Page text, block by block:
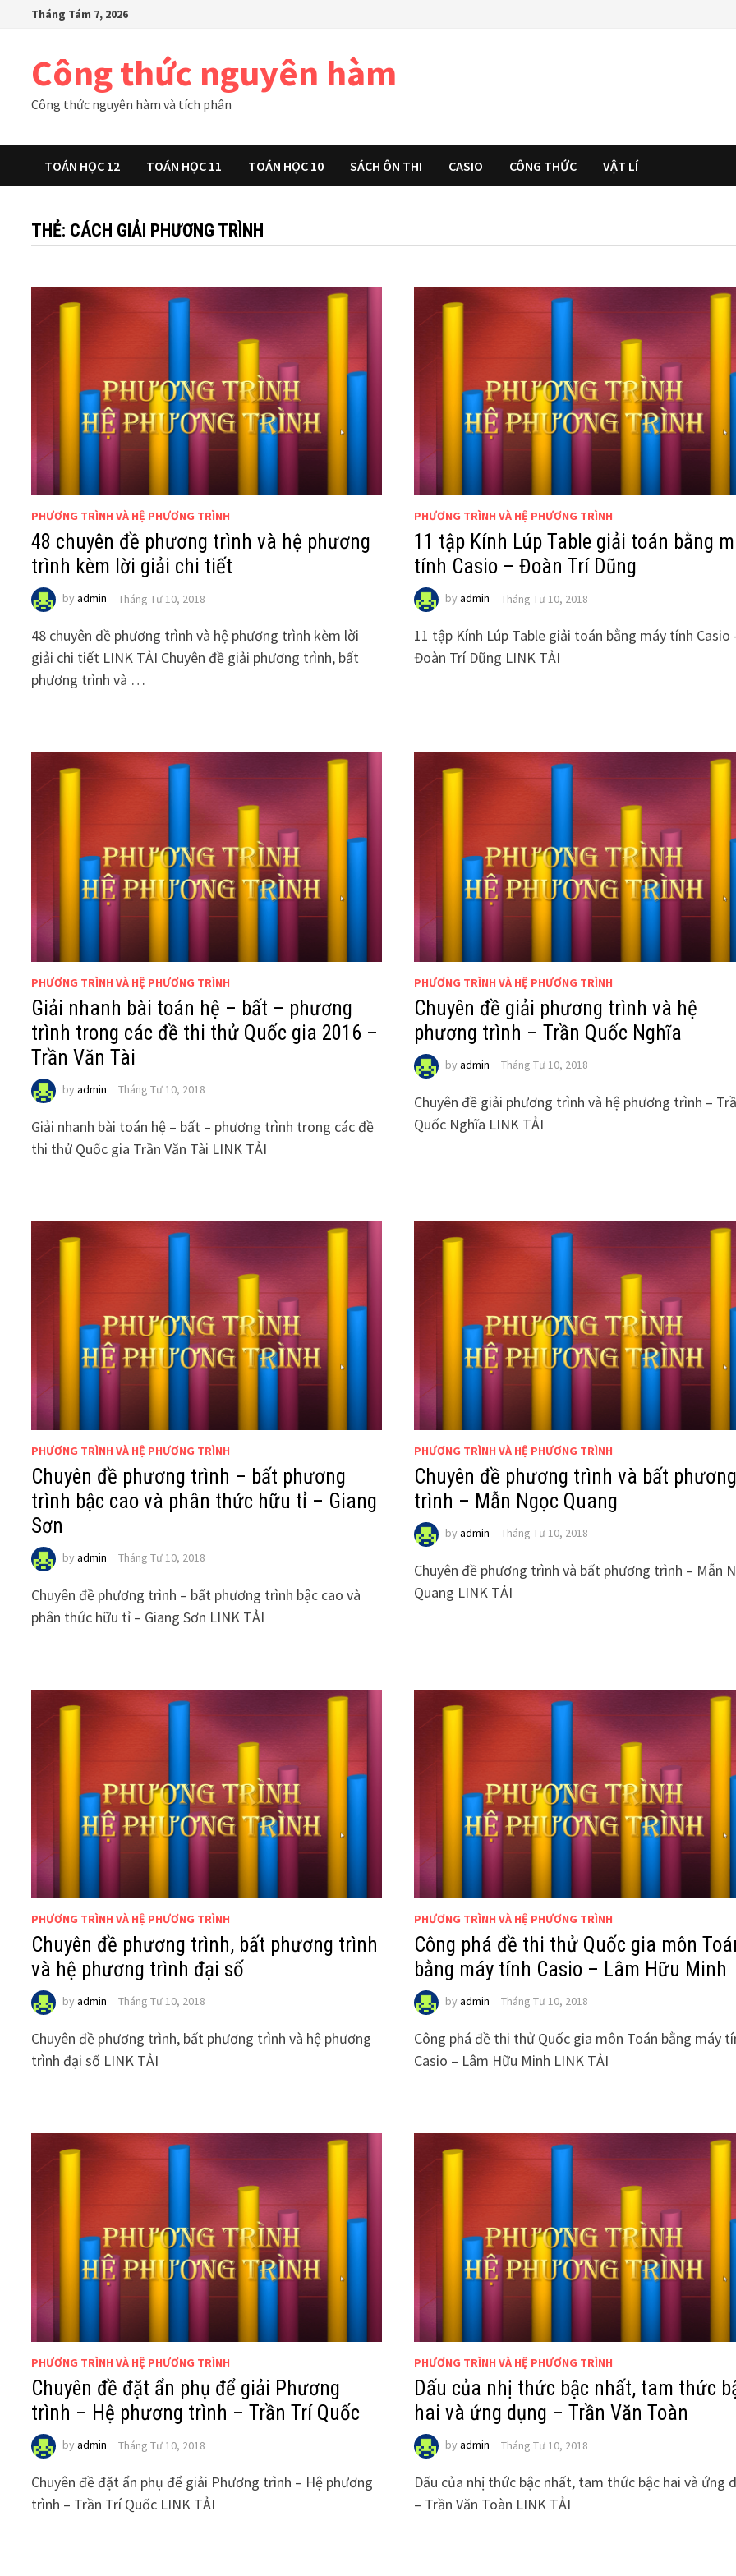
Tháng Tám 7, 2026
Công thức nguyên hàm
Công thức nguyên hàm và tích phân
TOÁN HỌC 12 TOÁN HỌC 11 TOÁN HỌC 10 SÁCH ÔN THI CASIO CÔNG THỨC VẬT LÍ
THẺ: CÁCH GIẢI PHƯƠNG TRÌNH
PHƯƠNG TRÌNH VÀ HỆ PHƯƠNG TRÌNH
48 chuyên đề phương trình và hệ phương
trình kèm lời giải chi tiết
byadmin Tháng Tư 10, 2018
48 chuyên đề phương trình và hệ phương trình kèm lời
giải chi tiết LINK TẢI Chuyên đề giải phương trình, bất
phương trình và …
PHƯƠNG TRÌNH VÀ HỆ PHƯƠNG TRÌNH
11 tập Kính Lúp Table giải toán bằng
tính Casio – Đoàn Trí Dũng
by admin Tháng Tư 10, 2018
11 tập Kính Lúp Table giải toán bằng máy tính Casio
Đoàn Trí Dũng LINK TẢI
PHƯƠNG TRÌNH VÀ HỆ PHƯƠNG TRÌNH
Giải nhanh bài toán hệ – bất – phương
trình trong các đề thi thử Quốc gia 2016 –
Trần Văn Tài
byadmin Tháng Tư 10, 2018
Giải nhanh bài toán hệ – bất – phương trình trong các đề
thi thử Quốc gia Trần Văn Tài LINK TẢI
PHƯƠNG TRÌNH VÀ HỆ PHƯƠNG TRÌNH
Chuyên đề giải phương trình và hệ
phương trình – Trần Quốc Nghĩa
by admin Tháng Tư 10, 2018
Chuyên đề giải phương trình và hệ phương trình –
Quốc Nghĩa LINK TẢI
PHƯƠNG TRÌNH VÀ HỆ PHƯƠNG TRÌNH
Chuyên đề phương trình – bất phương
trình bậc cao và phân thức hữu tỉ – Giang
Sơn
byadmin Tháng Tư 10, 2018
Chuyên đề phương trình – bất phương trình bậc cao và
phân thức hữu tỉ – Giang Sơn LINK TẢI
PHƯƠNG TRÌNH VÀ HỆ PHƯƠNG TRÌNH
Chuyên đề phương trình và bất phương
trình – Mẫn Ngọc Quang
by admin Tháng Tư 10, 2018
Chuyên đề phương trình và bất phương trình – Mẫn
Quang LINK TẢI
PHƯƠNG TRÌNH VÀ HỆ PHƯƠNG TRÌNH
Chuyên đề phương trình, bất phương trình
và hệ phương trình đại số
byadmin Tháng Tư 10, 2018
Chuyên đề phương trình, bất phương trình và hệ phương
trình đại số LINK TẢI
PHƯƠNG TRÌNH VÀ HỆ PHƯƠNG TRÌNH
Công phá đề thi thử Quốc gia môn
bằng máy tính Casio – Lâm Hữu Minh
by admin Tháng Tư 10, 2018
Công phá đề thi thử Quốc gia môn Toán bằng máy
Casio – Lâm Hữu Minh LINK TẢI
PHƯƠNG TRÌNH VÀ HỆ PHƯƠNG TRÌNH
Chuyên đề đặt ẩn phụ để giải Phương
trình – Hệ phương trình – Trần Trí Quốc
byadmin Tháng Tư 10, 2018
Chuyên đề đặt ẩn phụ để giải Phương trình – Hệ phương
trình – Trần Trí Quốc LINK TẢI
PHƯƠNG TRÌNH VÀ HỆ PHƯƠNG TRÌNH
Dấu của nhị thức bậc nhất, tam thức
hai và ứng dụng – Trần Văn Toàn
by admin Tháng Tư 10, 2018
Dấu của nhị thức bậc nhất, tam thức bậc hai và ứng
– Trần Văn Toàn LINK TẢI